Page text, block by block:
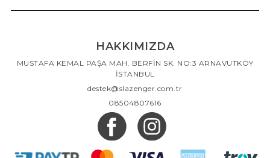
HAKKIMIZDA
MUSTAFA KEMAL PAŞA MAH. BERFİN SK. NO:3 ARNAVUTKÖY
İSTANBUL
destek@slazenger.com.tr
08504807616